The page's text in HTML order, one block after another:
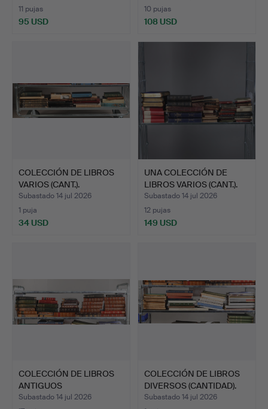
11 pujas
95 USD
10 pujas
108 USD
COLECCIÓN DE LIBROS
VARIOS (CANT.).
Subastado 14 jul 2026
1 puja
34 USD
UNA COLECCIÓN DE
LIBROS VARIOS (CANT.).
Subastado 14 jul 2026
12 pujas
149 USD
COLECCIÓN DE LIBROS
ANTIGUOS
ENCUADERNADOS…
Subastado 14 jul 2026
COLECCIÓN DE LIBROS
DIVERSOS (CANTIDAD).
Subastado 14 jul 2026